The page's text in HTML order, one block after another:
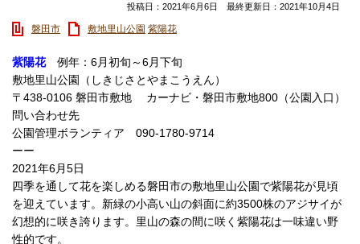
投稿日：2021年6月6日 最終更新日：2021年10月4日
磐田市 敷地里山公園 紫陽花
紫陽花例年：6月初旬～6月下旬
敷地里山公園（しきじさとやまこうえん）
〒438-0106 磐田市敷地 カーナビ・磐田市敷地800（公園入口）
問い合わせ先
公園管理ボランティア 090-1780-9714
ーー
2021年6月5日
四季を通して花を楽しめる磐田市の敷地里山公園で紫陽花が見頃
を迎えています。新緑の小高い山の斜面に約3500株のアジサイが
幻想的に咲き誇ります。里山の森の間に咲く紫陽花は一味違い野
性的です。